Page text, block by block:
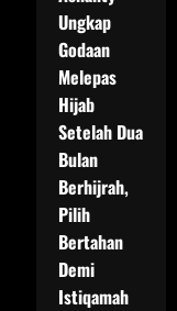
Ungkap
Godaan
Melepas
Hijab
Setelah Dua
Bulan
Berhijrah,
Pilih
Bertahan
Demi
Istiqamah